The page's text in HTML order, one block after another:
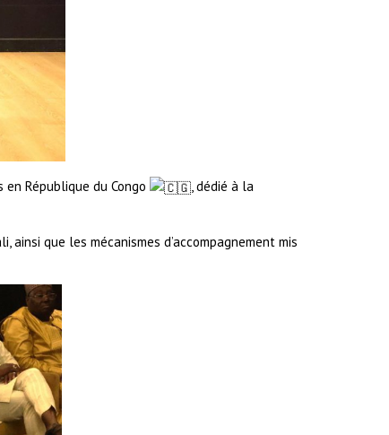
République du Congo
, dédié à la
que les mécanismes d’accompagnement mis